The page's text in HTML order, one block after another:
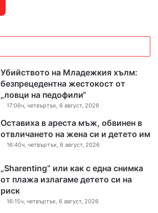
Убийството на Младежкия хълм:
безпрецедентна жестокост от
„ловци на педофили“
17:06ч, четвъртък, 6 август, 2026
Оставиха в ареста мъж, обвинен в
отвличането на жена си и детето им
16:40ч, четвъртък, 6 август, 2026
„Sharenting“ или как с една снимка
от плажа излагаме детето си на
риск
16:15ч, четвъртък, 6 август, 2026